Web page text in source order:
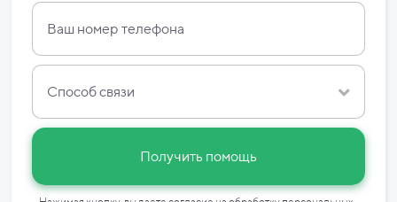
Способ связи
Получить помощь